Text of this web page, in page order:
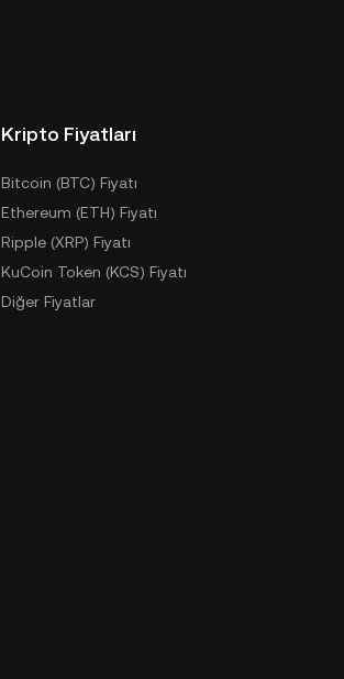
Kripto Fiyatları
Bitcoin (BTC) Fiyatı
Ethereum (ETH) Fiyatı
Ripple (XRP) Fiyatı
KuCoin Token (KCS) Fiyatı
Diğer Fiyatlar